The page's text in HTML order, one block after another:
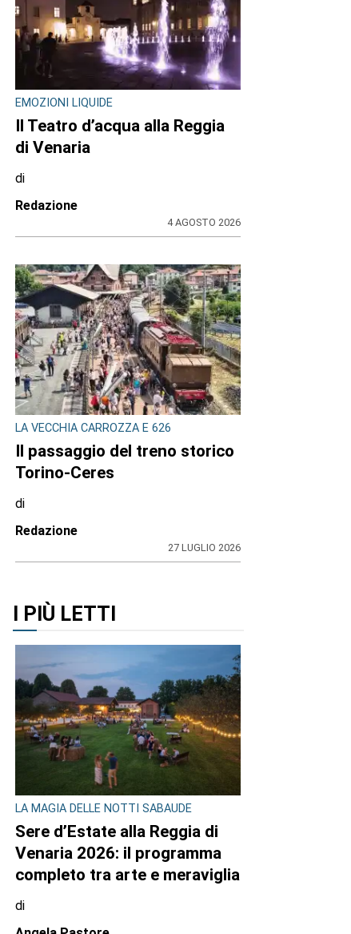
EMOZIONI LIQUIDE
Il Teatro d’acqua alla Reggia
di Venaria
di
Redazione
4 AGOSTO 2026
LA VECCHIA CARROZZA E 626
Il passaggio del treno storico
Torino-Ceres
di
Redazione
27 LUGLIO 2026
I PIÙ LETTI
LA MAGIA DELLE NOTTI SABAUDE
Sere d’Estate alla Reggia di
Venaria 2026: il programma
completo tra arte e meraviglia
di